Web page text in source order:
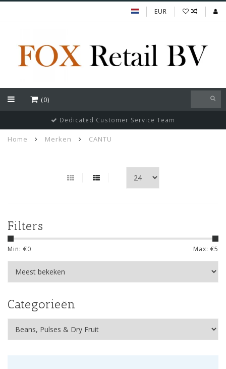
EUR
(0)
Dedicated Customer Service Team
Home Merken CANTU
Filters
Min: €0 Max: €5
Categorieën